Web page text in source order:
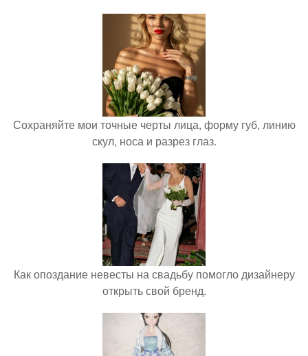
Сохраняйте мои точные черты лица, форму губ, линию
скул, носа и разрез глаз.
Как опоздание невесты на свадьбу помогло дизайнеру
открыть свой бренд.